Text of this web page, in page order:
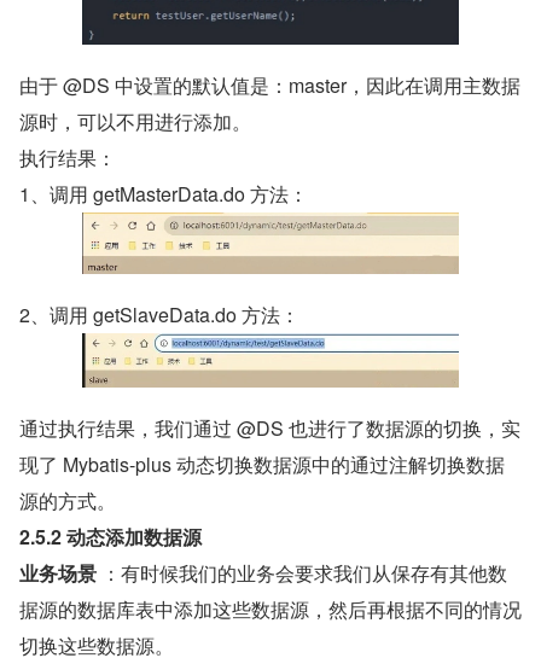
由于 @DS 中设置的默认值是：master，因此在调用主数据
源时，可以不用进行添加。
执行结果：
1、调用 getMasterData.do 方法：
2、调用 getSlaveData.do 方法：
通过执行结果，我们通过 @DS 也进行了数据源的切换，实
现了 Mybatis-plus 动态切换数据源中的通过注解切换数据
源的方式。
2.5.2 动态添加数据源
业务场景 ：有时候我们的业务会要求我们从保存有其他数
据源的数据库表中添加这些数据源，然后再根据不同的情况
切换这些数据源。